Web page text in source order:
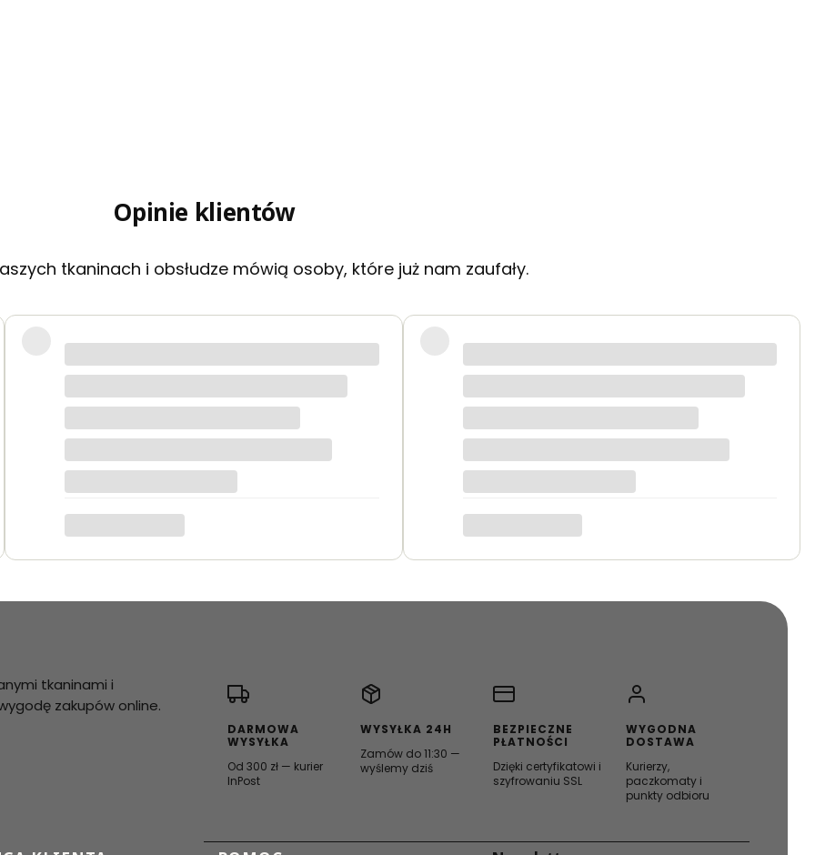
Opinie klientów
tkaninach i obsłudze mówią osoby, które już nam zaufały.
jak na zdjęciach. Zamówienie przyszło szybko i było starannie zapakowane.
tkaninami i
zakupów online.
DARMOWA
WYSYŁKA
Od 300 zł — kurier
InPost
WYSYŁKA 24H
Zamów do 11:30 —
wyślemy dziś
BEZPIECZNE
PŁATNOŚCI
Dzięki certyfikatowi i
szyfrowaniu SSL
WYGODNA
DOSTAWA
Kurierzy,
paczkomaty i
punkty odbioru